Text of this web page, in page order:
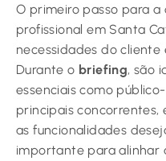
O primeiro passo para a
profissional em Santa
necessidades do
Durante o briefing, são
essenciais como
principais
as funcionalidades
importante para alinhar